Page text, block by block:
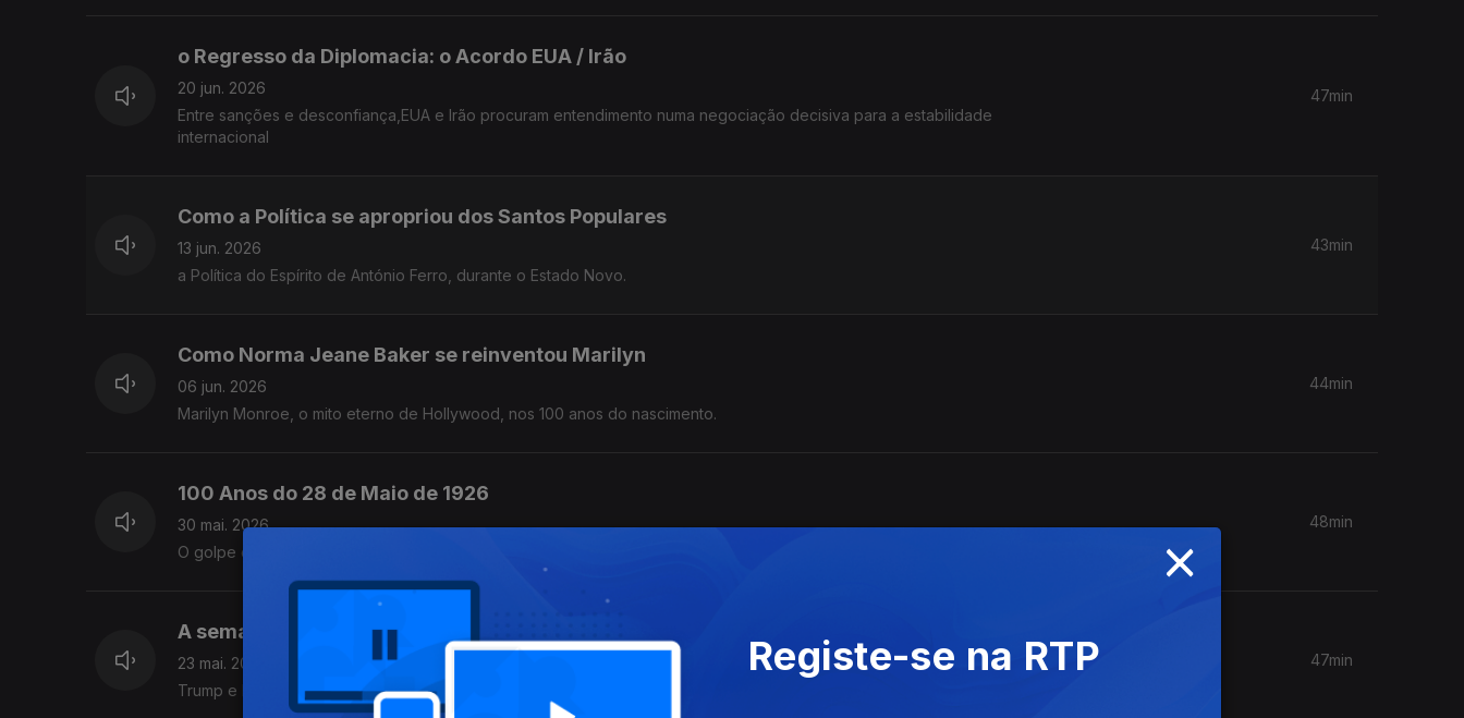
o Regresso da Diplomacia: o Acordo EUA / Irão
20 jun. 2026
Entre sanções e desconfiança,EUA e Irão procuram entendimento numa negociação decisiva para a estabilidade
internacional
47min
Como a Política se apropriou dos Santos Populares
13 jun. 2026
a Política do Espírito de António Ferro, durante o Estado Novo.
43min
Como Norma Jeane Baker se reinventou Marilyn
06 jun. 2026
Marilyn Monroe, o mito eterno de Hollywood, nos 100 anos do nascimento.
44min
100 Anos do 28 de Maio de 1926
30 mai. 2026
O golpe que encerrou a I República, trouxe a Ditadura Militar e abriu caminho ao Estado Novo.
48min
A semana em que o Mundo passou por Pequim
23 mai. 2026
Trump e Putin com Xi Jinping
47min
×
Registe-se na RTP